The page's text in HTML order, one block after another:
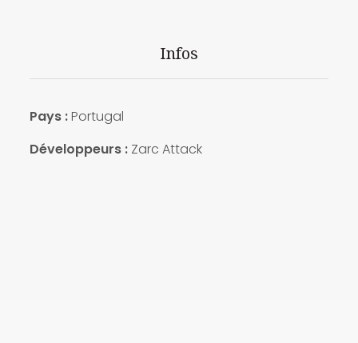
Infos
Pays :Portugal
Développeurs :Zarc Attack